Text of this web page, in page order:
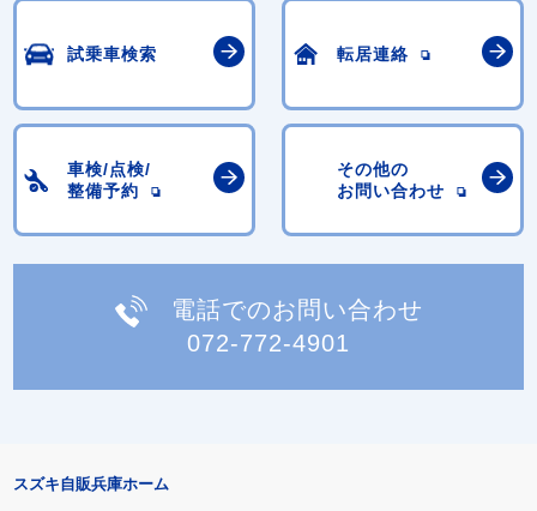
試乗車検索 転居連絡
車検/点検/
整備予約
その他の
お問い合わせ
電話でのお問い合わせ
072-772-4901
スズキ自販兵庫ホーム